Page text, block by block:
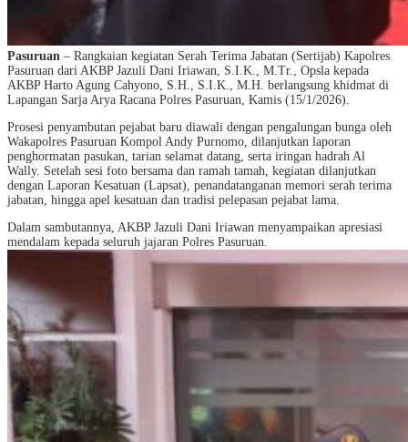
Pasuruan – Rangkaian kegiatan Serah Terima Jabatan (Sertijab) Kapolres
Pasuruan dari AKBP Jazuli Dani Iriawan, S.I.K., M.Tr., Opsla kepada
AKBP Harto Agung Cahyono, S.H., S.I.K., M.H. berlangsung khidmat di
Lapangan Sarja Arya Racana Polres Pasuruan, Kamis (15/1/2026).
Prosesi penyambutan pejabat baru diawali dengan pengalungan bunga oleh
Wakapolres Pasuruan Kompol Andy Purnomo, dilanjutkan laporan
penghormatan pasukan, tarian selamat datang, serta iringan hadrah Al
Wally. Setelah sesi foto bersama dan ramah tamah, kegiatan dilanjutkan
dengan Laporan Kesatuan (Lapsat), penandatanganan memori serah terima
jabatan, hingga apel kesatuan dan tradisi pelepasan pejabat lama.
Dalam sambutannya, AKBP Jazuli Dani Iriawan menyampaikan apresiasi
mendalam kepada seluruh jajaran Polres Pasuruan.